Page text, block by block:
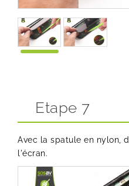
Etape 7
Avec la spatule en nylon,
l'écran.